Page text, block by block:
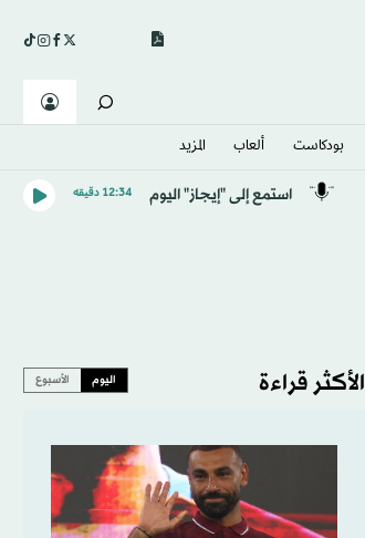
بودكاست ألعاب المزيد
استمع إلى "إيجاز" اليوم 12:34 دقيقه
الأكثر قراءة اليوم الأسبوع